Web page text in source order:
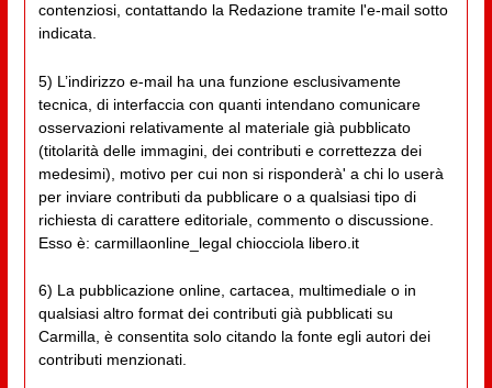
contenziosi, contattando la Redazione tramite l'e-mail sotto
indicata.
5) L’indirizzo e-mail ha una funzione esclusivamente
tecnica, di interfaccia con quanti intendano comunicare
osservazioni relativamente al materiale già pubblicato
(titolarità delle immagini, dei contributi e correttezza dei
medesimi), motivo per cui non si risponderà' a chi lo userà
per inviare contributi da pubblicare o a qualsiasi tipo di
richiesta di carattere editoriale, commento o discussione.
Esso è: carmillaonline_legal chiocciola libero.it
6) La pubblicazione online, cartacea, multimediale o in
qualsiasi altro format dei contributi già pubblicati su
Carmilla, è consentita solo citando la fonte egli autori dei
contributi menzionati.